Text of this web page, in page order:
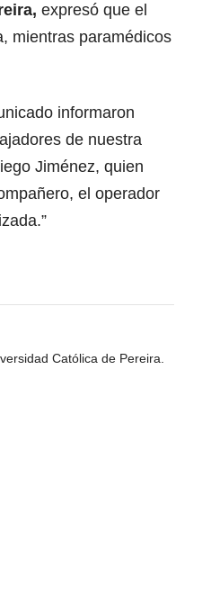
expresó que el
mientras paramédicos
informaron
de nuestra
Jiménez, quien
el operador
Católica de Pereira.